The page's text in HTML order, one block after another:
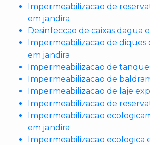
Impermeabilizacao de
em jandira
Desinfeccao de caixas dagua
Impermeabilizacao de diques
em jandira
Impermeabilizacao de
Impermeabilizacao de
Impermeabilizacao de laje
Impermeabilizacao de
Impermeabilizacao
em jandira
Impermeabilizacao ecologica